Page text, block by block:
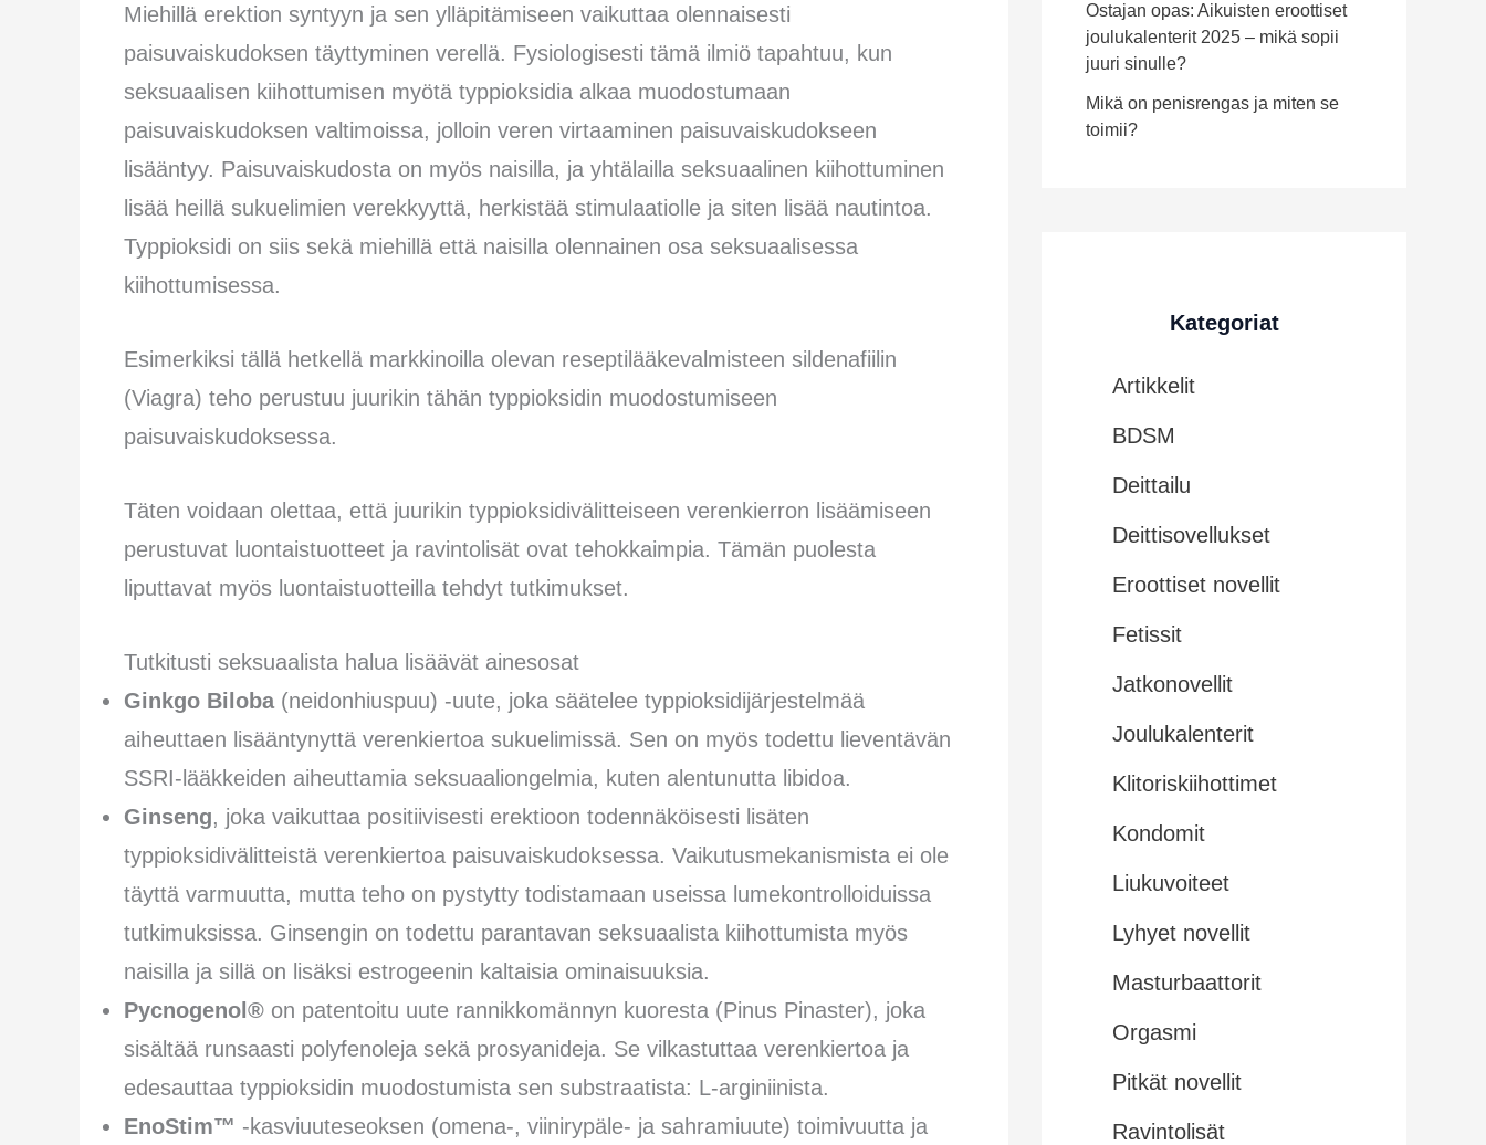
Miehillä erektion syntyyn ja sen ylläpitämiseen vaikuttaa olennaisesti
paisuvaiskudoksen täyttyminen verellä. Fysiologisesti tämä ilmiö tapahtuu, kun
seksuaalisen kiihottumisen myötä typpioksidia alkaa muodostumaan
paisuvaiskudoksen valtimoissa, jolloin veren virtaaminen paisuvaiskudokseen
lisääntyy. Paisuvaiskudosta on myös naisilla, ja yhtälailla seksuaalinen kiihottuminen
lisää heillä sukuelimien verekkyyttä, herkistää stimulaatiolle ja siten lisää nautintoa.
Typpioksidi on siis sekä miehillä että naisilla olennainen osa seksuaalisessa
kiihottumisessa.
Esimerkiksi tällä hetkellä markkinoilla olevan reseptilääkevalmisteen sildenafiilin
(Viagra) teho perustuu juurikin tähän typpioksidin muodostumiseen
paisuvaiskudoksessa.
Täten voidaan olettaa, että juurikin typpioksidivälitteiseen verenkierron lisäämiseen
perustuvat luontaistuotteet ja ravintolisät ovat tehokkaimpia. Tämän puolesta
liputtavat myös luontaistuotteilla tehdyt tutkimukset.
Tutkitusti seksuaalista halua lisäävät ainesosat
Ginkgo Biloba(neidonhiuspuu) -uute, joka säätelee typpioksidijärjestelmää
aiheuttaen lisääntynyttä verenkiertoa sukuelimissä. Sen on myös todettu lieventävän
SSRI-lääkkeiden aiheuttamia seksuaaliongelmia, kuten alentunutta libidoa.
Ginseng, joka vaikuttaa positiivisesti erektioon todennäköisesti lisäten
typpioksidivälitteistä verenkiertoa paisuvaiskudoksessa. Vaikutusmekanismista ei ole
täyttä varmuutta, mutta teho on pystytty todistamaan useissa lumekontrolloiduissa
tutkimuksissa. Ginsengin on todettu parantavan seksuaalista kiihottumista myös
naisilla ja sillä on lisäksi estrogeenin kaltaisia ominaisuuksia.
Pycnogenol® on patentoitu uute rannikkomännyn kuoresta (Pinus Pinaster), joka
sisältää runsaasti polyfenoleja sekä prosyanideja. Se vilkastuttaa verenkiertoa ja
edesauttaa typpioksidin muodostumista sen substraatista: L-arginiinista.
EnoStim™ -kasviuuteseoksen (omena-, viinirypäle- ja sahramiuute) toimivuutta ja
Ostajan opas: Aikuisten eroottiset
joulukalenterit 2025 – mikä sopii
juuri sinulle?
Mikä on penisrengas ja miten se
toimii?
Kategoriat
Artikkelit
BDSM
Deittailu
Deittisovellukset
Eroottiset novellit
Fetissit
Jatkonovellit
Joulukalenterit
Klitoriskiihottimet
Kondomit
Liukuvoiteet
Lyhyet novellit
Masturbaattorit
Orgasmi
Pitkät novellit
Ravintolisät